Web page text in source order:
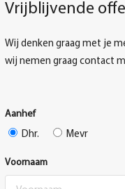
Vrijblijvende
Wij denken graag met je
wij nemen graag contact
Aanhef
Dhr. Mevr
Voornaam